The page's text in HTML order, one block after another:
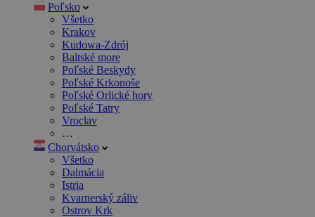
Poľsko
Všetko
Krakov
Kudowa-Zdrój
Baltské more
Poľské Beskydy
Poľské Krkonoše
Poľské Orlické hory
Poľské Tatry
Vroclav
…
Chorvátsko
Všetko
Dalmácia
Istria
Kvarnerský záliv
Ostrov Krk